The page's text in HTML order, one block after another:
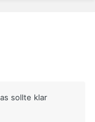
sollte klar